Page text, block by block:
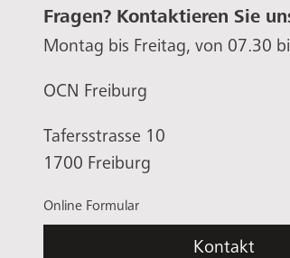
Fragen? Kontaktieren Sie
Montag bis Freitag, von 07.30
OCN Freiburg
Tafersstrasse 10
1700 Freiburg
Online Formular
Kontakt